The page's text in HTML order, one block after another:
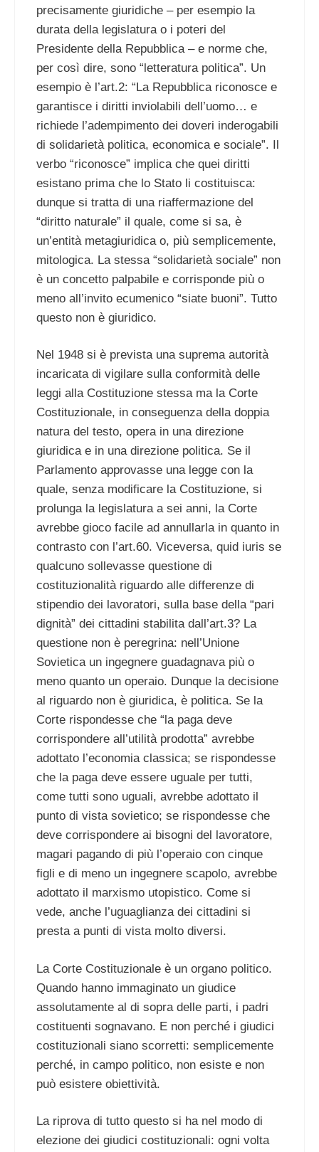
precisamente giuridiche – per esempio la
durata della legislatura o i poteri del
Presidente della Repubblica – e norme che,
per così dire, sono “letteratura politica”. Un
esempio è l’art.2: “La Repubblica riconosce e
garantisce i diritti inviolabili dell’uomo… e
richiede l’adempimento dei doveri inderogabili
di solidarietà politica, economica e sociale”. Il
verbo “riconosce” implica che quei diritti
esistano prima che lo Stato li costituisca:
dunque si tratta di una riaffermazione del
“diritto naturale” il quale, come si sa, è
un’entità metagiuridica o, più semplicemente,
mitologica. La stessa “solidarietà sociale” non
è un concetto palpabile e corrisponde più o
meno all’invito ecumenico “siate buoni”. Tutto
questo non è giuridico.
Nel 1948 si è prevista una suprema autorità
incaricata di vigilare sulla conformità delle
leggi alla Costituzione stessa ma la Corte
Costituzionale, in conseguenza della doppia
natura del testo, opera in una direzione
giuridica e in una direzione politica. Se il
Parlamento approvasse una legge con la
quale, senza modificare la Costituzione, si
prolunga la legislatura a sei anni, la Corte
avrebbe gioco facile ad annullarla in quanto in
contrasto con l’art.60. Viceversa, quid iuris se
qualcuno sollevasse questione di
costituzionalità riguardo alle differenze di
stipendio dei lavoratori, sulla base della “pari
dignità” dei cittadini stabilita dall’art.3? La
questione non è peregrina: nell’Unione
Sovietica un ingegnere guadagnava più o
meno quanto un operaio. Dunque la decisione
al riguardo non è giuridica, è politica. Se la
Corte rispondesse che “la paga deve
corrispondere all’utilità prodotta” avrebbe
adottato l’economia classica; se rispondesse
che la paga deve essere uguale per tutti,
come tutti sono uguali, avrebbe adottato il
punto di vista sovietico; se rispondesse che
deve corrispondere ai bisogni del lavoratore,
magari pagando di più l’operaio con cinque
figli e di meno un ingegnere scapolo, avrebbe
adottato il marxismo utopistico. Come si
vede, anche l’uguaglianza dei cittadini si
presta a punti di vista molto diversi.
La Corte Costituzionale è un organo politico.
Quando hanno immaginato un giudice
assolutamente al di sopra delle parti, i padri
costituenti sognavano. E non perché i giudici
costituzionali siano scorretti: semplicemente
perché, in campo politico, non esiste e non
può esistere obiettività.
La riprova di tutto questo si ha nel modo di
elezione dei giudici costituzionali: ogni volta